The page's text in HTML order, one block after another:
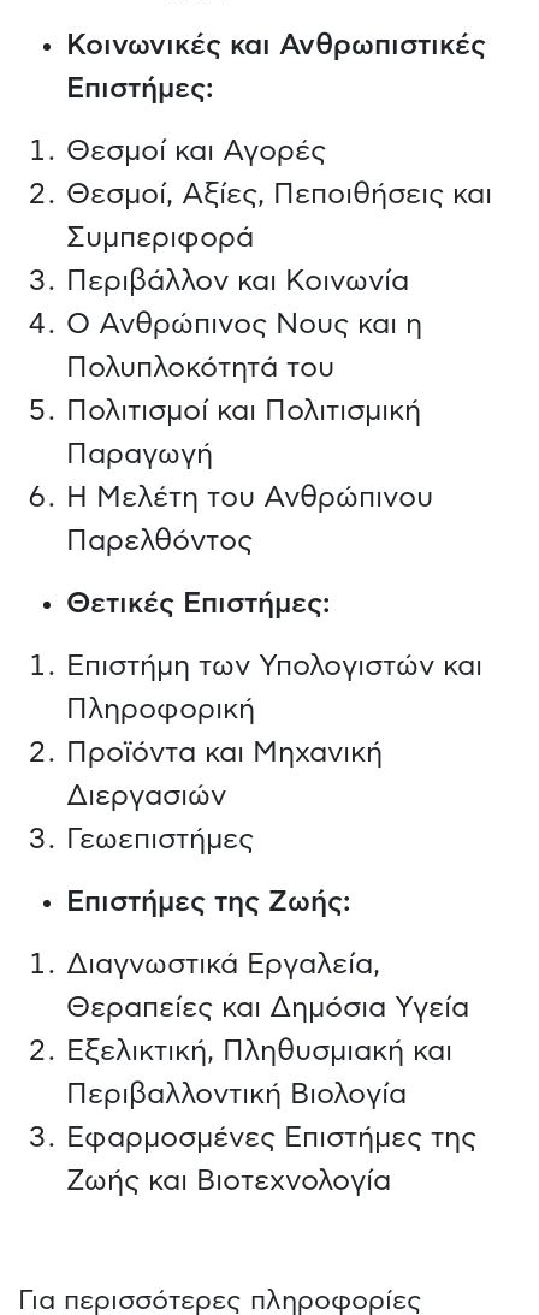
Κοινωνικές και Ανθρωπιστικές
Επιστήμες:
Θεσμοί και Αγορές
Θεσμοί, Αξίες, Πεποιθήσεις και
Συμπεριφορά
Περιβάλλον και Κοινωνία
Ο Ανθρώπινος Νους και η
Πολυπλοκότητά του
Πολιτισμοί και Πολιτισμική
Παραγωγή
Η Μελέτη του Ανθρώπινου
Παρελθόντος
Θετικές Επιστήμες:
Επιστήμη των Υπολογιστών και
Πληροφορική
Προϊόντα και Μηχανική
Διεργασιών
Γεωεπιστήμες
Επιστήμες της Ζωής:
Διαγνωστικά Εργαλεία,
Θεραπείες και Δημόσια Υγεία
Εξελικτική, Πληθυσμιακή και
Περιβαλλοντική Βιολογία
Εφαρμοσμένες Επιστήμες της
Ζωής και Βιοτεχνολογία
Για περισσότερες πληροφορίες